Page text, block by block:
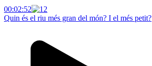
00:02:52
Quin és el riu més gran del món? I el més petit?